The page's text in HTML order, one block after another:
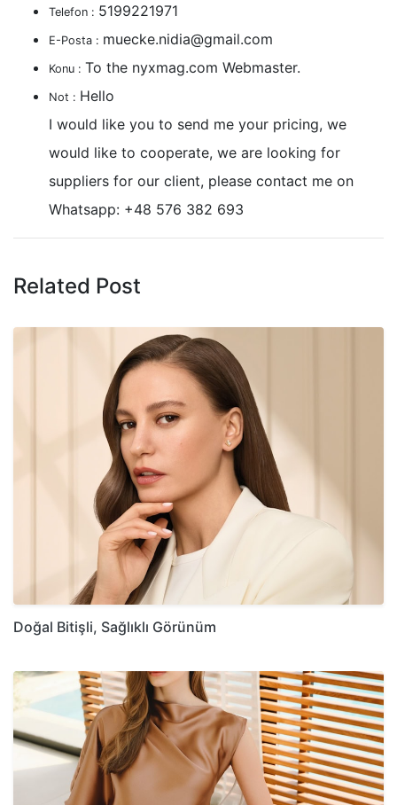
Telefon : 5199221971
E-Posta : muecke.nidia@gmail.com
Konu : To the nyxmag.com Webmaster.
Not : Hello
I would like you to send me your pricing, we
would like to cooperate, we are looking for
suppliers for our client, please contact me on
Whatsapp: +48 576 382 693
Related Post
Doğal Bitişli, Sağlıklı Görünüm